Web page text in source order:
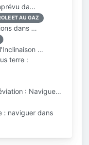
da…
ET AU GAZ
dans …
…
terre :
: Navigue…
: naviguer dans